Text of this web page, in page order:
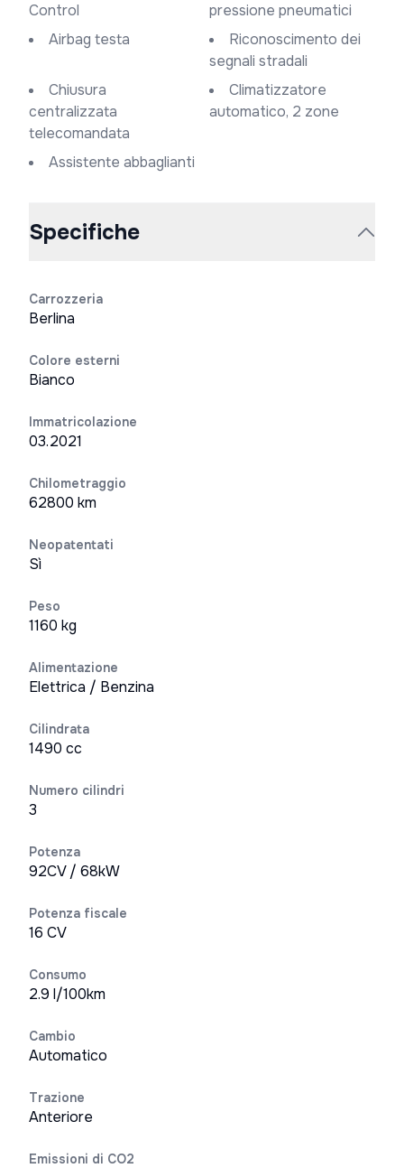
Control
pressione pneumatici
Airbag testa
Riconoscimento dei
segnali stradali
Chiusura
centralizzata
telecomandata
Climatizzatore
automatico, 2 zone
Assistente abbaglianti
Specifiche
Carrozzeria
Berlina
Colore esterni
Bianco
Immatricolazione
03.2021
Chilometraggio
62800 km
Neopatentati
Sì
Peso
1160 kg
Alimentazione
Elettrica / Benzina
Cilindrata
1490 cc
Numero cilindri
3
Potenza
92CV / 68kW
Potenza fiscale
16 CV
Consumo
2.9 l/100km
Cambio
Automatico
Trazione
Anteriore
Emissioni di CO2